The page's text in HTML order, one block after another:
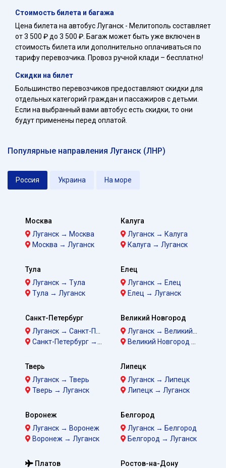
Стоимость билета и багажа
Цена билета на автобус Луганск - Мелитополь составляет
от 3 500 ₽ до 3 500 ₽. Багаж может быть уже включен в
стоимость билета или дополнительно оплачиваться по
тарифу перевозчика. Провоз ручной клади – бесплатно!
Скидки на билет
Большинство перевозчиков предоставляют скидки для
отдельных категорий граждан и пассажиров с детьми.
Если на выбранный вами автобус есть скидки, то они
будут применены перед оплатой.
Популярные направления Луганск (ЛНР)
Россия Украина На море
Москва
Луганск → Москва
Москва → Луганск
Калуга
Луганск → Калуга
Калуга → Луганск
Тула
Луганск → Тула
Тула → Луганск
Елец
Луганск → Елец
Елец → Луганск
Санкт-Петербург
Луганск → Санкт-Петербург
Санкт-Петербург → Луганск
Великий Новгород
Луганск → Великий Новгород
Великий Новгород → Луганск
Тверь
Луганск → Тверь
Тверь → Луганск
Липецк
Луганск → Липецк
Липецк → Луганск
Воронеж
Луганск → Воронеж
Воронеж → Луганск
Белгород
Луганск → Белгород
Белгород → Луганск
Платов
Ростов-на-Дону